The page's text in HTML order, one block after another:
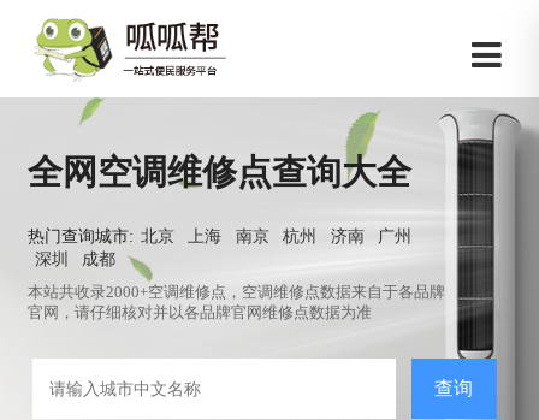
全网空调维修点查询大全
热门查询城市: 北京 上海 南京 杭州 济南
广州
深圳
成都
本站共收录2000+空调维修点，空调维修点数据来自于各品牌
官网，请仔细核对并以各品牌官网维修点数据为准
查询